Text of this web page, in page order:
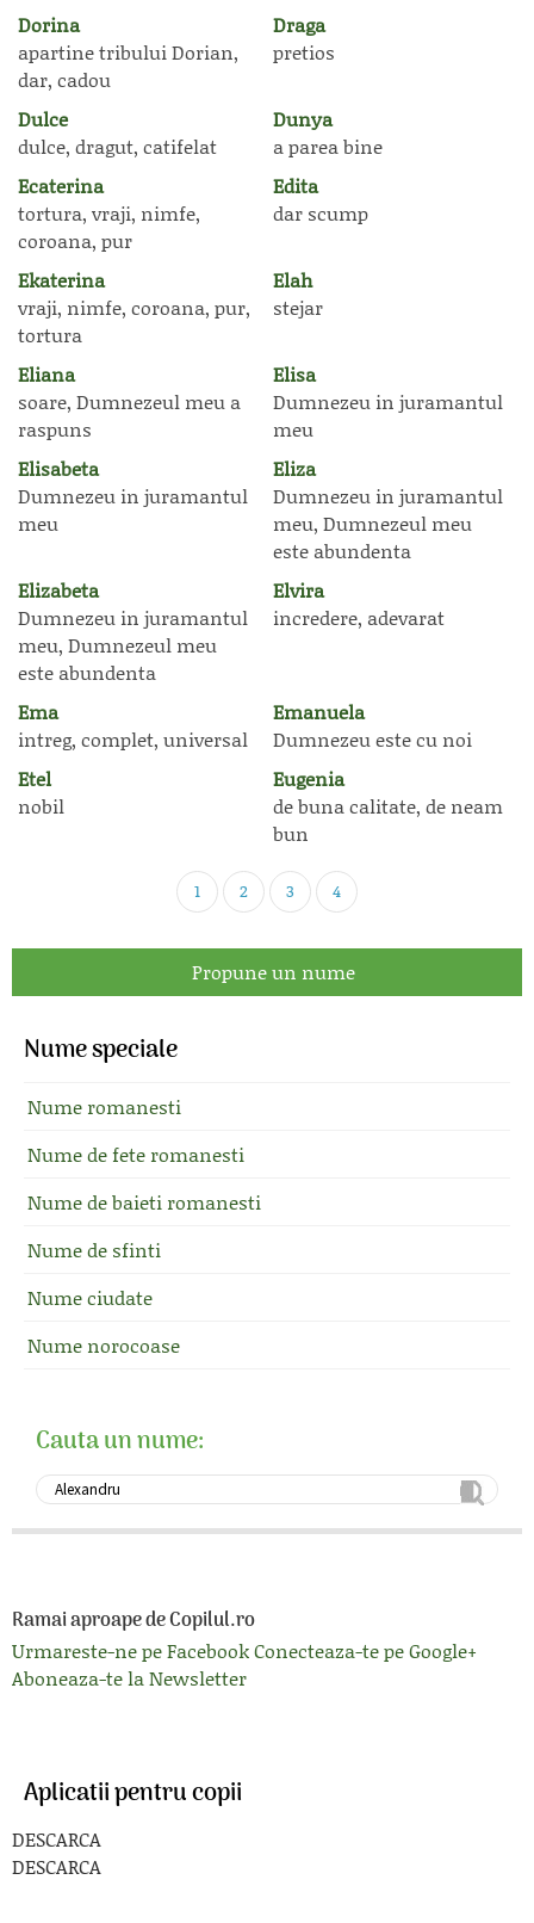
Dorina
apartine tribului Dorian,
dar, cadou
Draga
pretios
Dulce
dulce, dragut, catifelat
Dunya
a parea bine
Ecaterina
tortura, vraji, nimfe,
coroana, pur
Edita
dar scump
Ekaterina
vraji, nimfe, coroana, pur,
tortura
Elah
stejar
Eliana
soare, Dumnezeul meu a
raspuns
Elisa
Dumnezeu in juramantul
meu
Elisabeta
Dumnezeu in juramantul
meu
Eliza
Dumnezeu in juramantul
meu, Dumnezeul meu
este abundenta
Elizabeta
Dumnezeu in juramantul
meu, Dumnezeul meu
este abundenta
Elvira
incredere, adevarat
Ema
intreg, complet, universal
Emanuela
Dumnezeu este cu noi
Etel
nobil
Eugenia
de buna calitate, de neam
bun
1 2 3 4
Propune un nume
Nume speciale
Nume romanesti
Nume de fete romanesti
Nume de baieti romanesti
Nume de sfinti
Nume ciudate
Nume norocoase
Cauta un nume:
Ramai aproape de Copilul.ro
Urmareste-ne pe FacebookConecteaza-te pe Google+
Aboneaza-te la Newsletter
Aplicatii pentru copii
DESCARCA
DESCARCA